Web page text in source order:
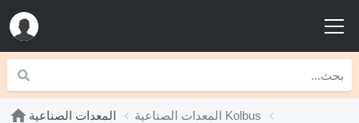
المعدات الصناعية المعدات الصناعية Kolbus